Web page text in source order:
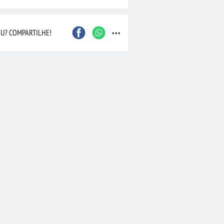
Osasco
Barueri
COMPARTILHE! ...